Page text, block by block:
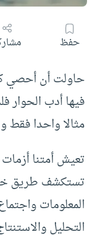
حفظ
حاولت أن أحصي
فيها أدب الحوار
مثالا واحدا فقط
تعيش أمتنا
تستكشف طريق
المعلومات
التحليل